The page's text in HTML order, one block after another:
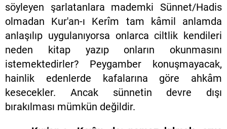
söyleyen şarlatanlara mademki Sünnet/Hadis
olmadan Kur'an-ı Kerîm tam kâmil anlamda
anlaşılıp uygulanıyorsa onlarca ciltlik kendileri
neden kitap yazıp onların okunmasını
istemektedirler? Peygamber konuşmayacak,
hainlik edenlerde kafalarına göre ahkâm
kesecekler. Ancak sünnetin devre dışı
bırakılması mümkün değildir.